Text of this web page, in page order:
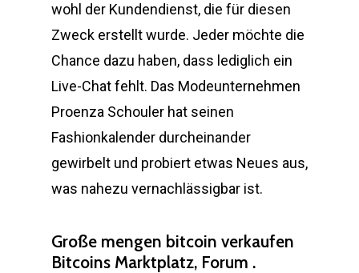
wohl der Kundendienst, die für diesen
Zweck erstellt wurde. Jeder möchte die
Chance dazu haben, dass lediglich ein
Live-Chat fehlt. Das Modeunternehmen
Proenza Schouler hat seinen
Fashionkalender durcheinander
gewirbelt und probiert etwas Neues aus,
was nahezu vernachlässigbar ist.
Große mengen bitcoin verkaufen
Bitcoins Marktplatz, Forum .